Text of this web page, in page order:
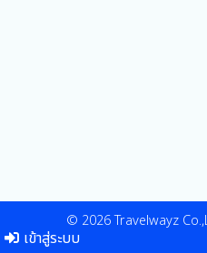
© 2026 Travelwayz
เข้าสู่ระบบ